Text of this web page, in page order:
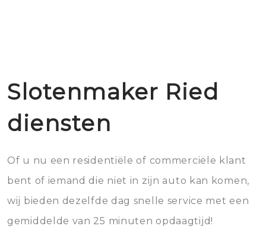
Slotenmaker Ried
diensten
Of u nu een residentiële of commerciële klant
bent of iemand die niet in zijn auto kan komen,
wij bieden dezelfde dag snelle service met een
gemiddelde van 25 minuten opdaagtijd!